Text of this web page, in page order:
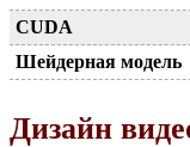
CUDA
Шейдерная модель
Дизайн